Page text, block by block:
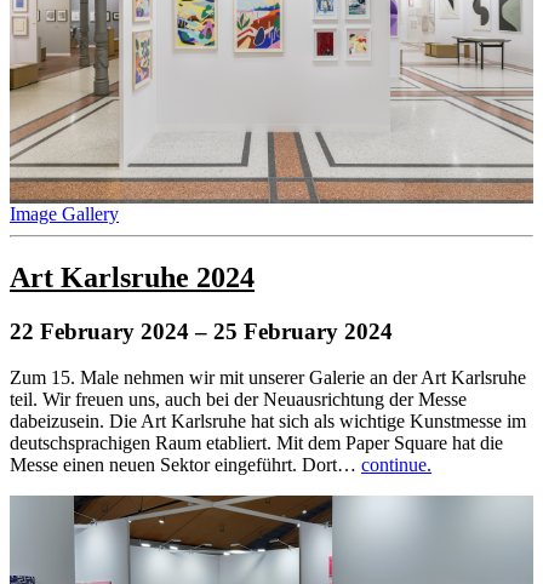
Image Gallery
Art Karlsruhe 2024
22 February 2024– 25 February 2024
Zum 15. Male nehmen wir mit unserer Galerie an der Art Karlsruhe
teil. Wir freuen uns, auch bei der Neuausrichtung der Messe
dabeizusein. Die Art Karlsruhe hat sich als wichtige Kunstmesse im
deutschsprachigen Raum etabliert. Mit dem Paper Square hat die
Messe einen neuen Sektor eingeführt. Dort… continue.